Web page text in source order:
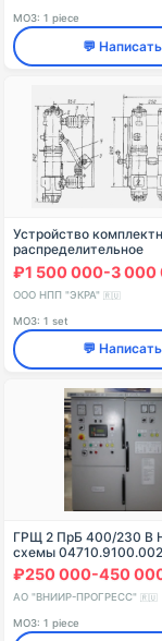
МОЗ: 1 piece
💬 Написать
Устройство
распределительное
собственных нужд
₽1 500 000-3 000
ООО НПП "ЭКРА" 🇷🇺
МОЗ: 1 set
💬 Написать
ГРЩ 2 ПрБ 400/230 В
схемы 04710.9100.002
₽250 000-450
АО "ВНИИР-ПРОГРЕСС" 🇷🇺
МОЗ: 1 piece